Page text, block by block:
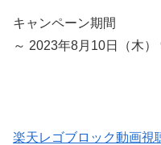
キャンペーン期間
～ 2023年8月10日（木）
楽天レゴブロック動画視